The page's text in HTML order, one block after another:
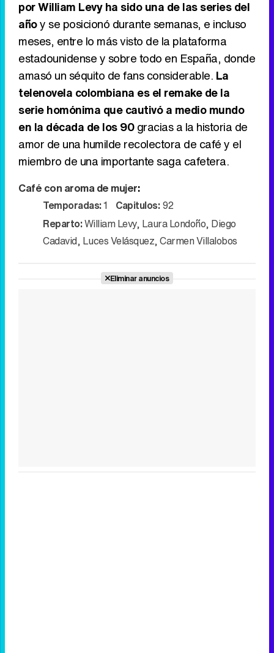
por William Levy ha sido una de las series del
añoy se posicionó durante semanas, e incluso
meses, entre lo más visto de la plataforma
estadounidense y sobre todo en España, donde
amasó un séquito de fans considerable. La
telenovela colombiana es el remake de la
serie homónima que cautivó a medio mundo
en la década de los 90gracias a la historia de
amor de una humilde recolectora de café y el
miembro de una importante saga cafetera.
Café con aroma de mujer:
Temporadas:1 Capitulos:92
Reparto:William Levy, Laura Londoño, Diego
Cadavid, Luces Velásquez,Carmen Villalobos
Eliminar anuncios